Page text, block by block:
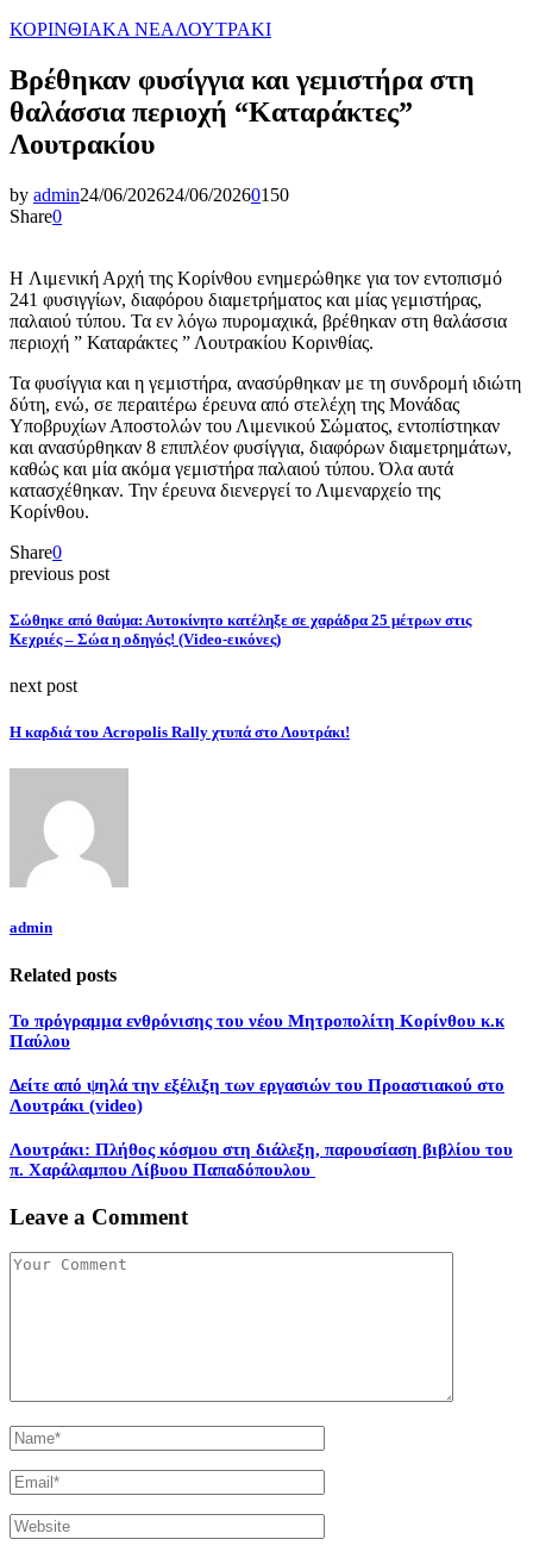
ΚΟΡΙΝΘΙΑΚΑ ΝΕΑΛΟΥΤΡΑΚΙ
Βρέθηκαν φυσίγγια και γεμιστήρα στη
θαλάσσια περιοχή “Καταράκτες”
Λουτρακίου
by admin24/06/202624/06/20260150
Share0
H Λιμενική Αρχή της Κορίνθου ενημερώθηκε για τον εντοπισμό
241 φυσιγγίων, διαφόρου διαμετρήματος και μίας γεμιστήρας,
παλαιού τύπου. Τα εν λόγω πυρομαχικά, βρέθηκαν στη θαλάσσια
περιοχή ” Καταράκτες ” Λουτρακίου Κορινθίας.
Τα φυσίγγια και η γεμιστήρα, ανασύρθηκαν με τη συνδρομή ιδιώτη
δύτη, ενώ, σε περαιτέρω έρευνα από στελέχη της Μονάδας
Υποβρυχίων Αποστολών του Λιμενικού Σώματος, εντοπίστηκαν
και ανασύρθηκαν 8 επιπλέον φυσίγγια, διαφόρων διαμετρημάτων,
καθώς και μία ακόμα γεμιστήρα παλαιού τύπου. Όλα αυτά
κατασχέθηκαν. Την έρευνα διενεργεί το Λιμεναρχείο της
Κορίνθου.
Share0
previous post
Σώθηκε από θαύμα: Αυτοκίνητο κατέληξε σε χαράδρα 25 μέτρων στις
Κεχριές – Σώα η οδηγός! (Video-εικόνες)
next post
Η καρδιά του Acropolis Rally χτυπά στο Λουτράκι!
admin
Related posts
Το πρόγραμμα ενθρόνισης του νέου Μητροπολίτη Κορίνθου κ.κ
Παύλου
Δείτε από ψηλά την εξέλιξη των εργασιών του Προαστιακού στο
Λουτράκι (video)
Λουτράκι: Πλήθος κόσμου στη διάλεξη, παρουσίαση βιβλίου του
π. Χαράλαμπου Λίβυου Παπαδόπουλου
Leave a Comment